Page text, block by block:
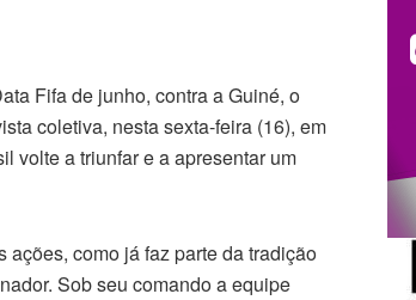
Fifa de junho, contra a Guiné, o
coletiva, nesta sexta-feira (16), em
volte a triunfar e a apresentar um
ações, como já faz parte da tradição
Sob seu comando a equipe